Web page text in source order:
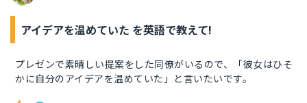
アイデアを温めていた を英語で教えて!
プレゼンで素晴しい提案をした同僚がいるので、「彼女はひそ
かに自分のアイデアを温めていた」と言いたいです。